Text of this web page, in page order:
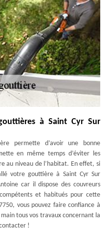
à Saint Cyr Sur
permette d’avoir une bonne
en même temps d’éviter les
au niveau de l’habitat. En effet, si
votre gouttière à Saint Cyr Sur
car il dispose des couvreurs
et habitués pour cette
vous pouvez faire confiance à
tous vos travaux concernant la
!